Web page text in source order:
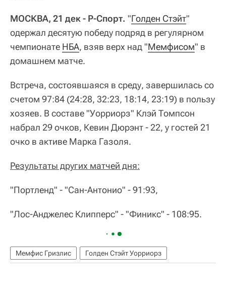
МОСКВА, 21 дек - Р-Спорт. "Голден Стэйт"
одержал десятую победу подряд в регулярном
чемпионате НБА, взяв верх над "Мемфисом" в
домашнем матче.
Встреча, состоявшаяся в среду, завершилась со
счетом 97:84 (24:28, 32:23, 18:14, 23:19) в пользу
хозяев. В составе "Уорриорз" Клэй Томпсон
набрал 29 очков, Кевин Дюрэнт - 22, у гостей 21
очко в активе Марка Газоля.
Результаты других матчей дня:
"Портленд" - "Сан-Антонио" - 91:93,
"Лос-Анджелес Клипперс" - "Финикс" - 108:95.
Мемфис Гризлис Голден Стэйт Уорриорз